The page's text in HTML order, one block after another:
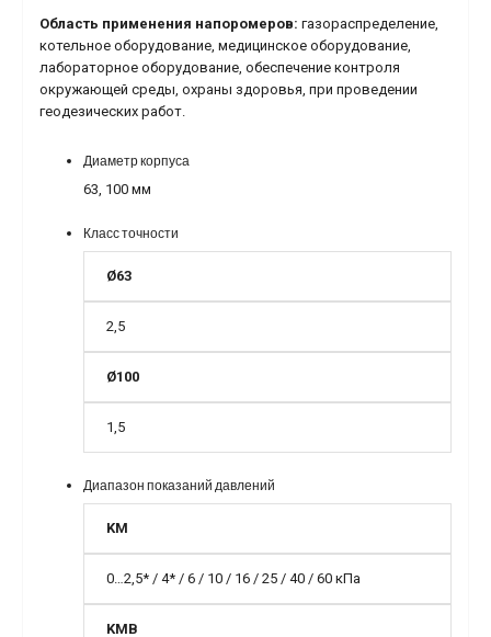
Область применения напоромеров: газораспределение,
котельное оборудование, медицинское оборудование,
лабораторное оборудование, обеспечение контроля
окружающей среды, охраны здоровья, при проведении
геодезических работ.
Диаметр корпуса
63, 100 мм
Класс точности
Ø63
2,5
Ø100
1,5
Диапазон показаний давлений
KМ
0…2,5* / 4* / 6 / 10 / 16 / 25 / 40 / 60 кПа
KМВ